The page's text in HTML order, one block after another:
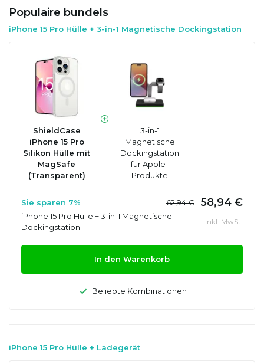
Populaire bundels
iPhone 15 Pro Hülle + 3-in-1 Magnetische Dockingstation
ShieldCase
iPhone 15 Pro
Silikon Hülle mit
MagSafe
(Transparent)
3-in-1
Magnetische
Dockingstation
für Apple-
Produkte
Sie sparen 7% 62,94 € 58,94 €
iPhone 15 Pro Hülle + 3-in-1 Magnetische
Dockingstation
Inkl. MwSt.
In den Warenkorb
Beliebte Kombinationen
iPhone 15 Pro Hülle + Ladegerät